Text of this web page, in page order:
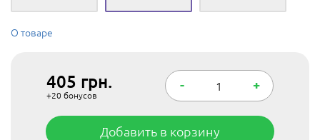
О товаре
405 грн.
+20 бонусов
- +
Добавить в корзину